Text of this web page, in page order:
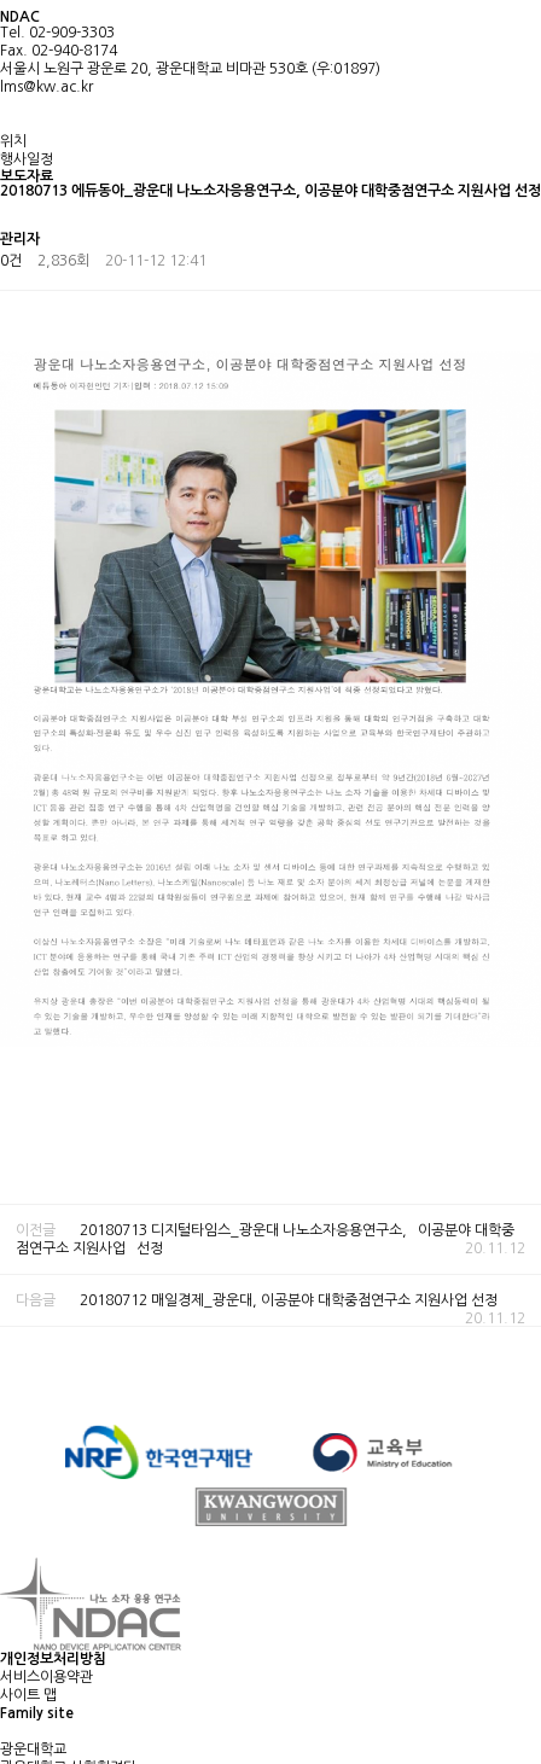
NDAC
Tel. 02-909-3303
Fax. 02-940-8174
서울시 노원구 광운로 20, 광운대학교 비마관 530호 (우:01897)
lms@kw.ac.kr
위치
행사일정
보도자료
20180713 에듀동아_광운대 나노소자응용연구소, 이공분야 대학중점연구소 지원사업 선정
관리자
0건
2,836회 20-11-12 12:41
이전글
20180713 디지털타임스_광운대 나노소자응용연구소, `이공분야 대학중
점연구소 지원사업` 선정
20.11.12
다음글
20180712 매일경제_광운대, 이공분야 대학중점연구소 지원사업 선정
20.11.12
개인정보처리방침
서비스이용약관
사이트 맵
Family site
광운대학교